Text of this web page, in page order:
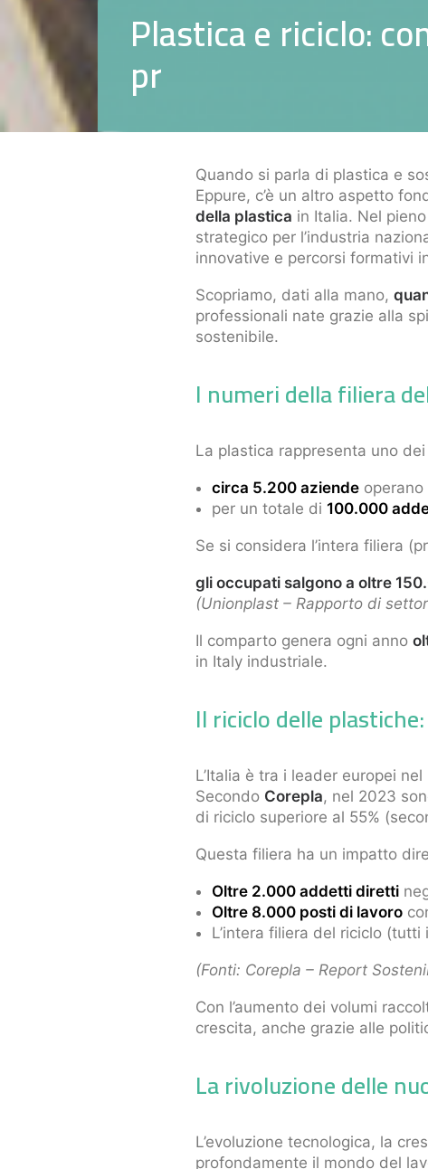
Plasticaericiclo:co
pr
Quando si parla di plastica e
Eppure, c’è un altro aspetto
della plastica in Italia. Nel
strategico per l’industria
innovative e percorsi formativi
Scopriamo, dati alla mano,
professionali nate grazie alla
sostenibile.
I numeri della filiera
La plastica rappresenta uno
circa 5.200 aziende
per un totale di 100.000
Se si considera l’intera filiera
gli occupati salgono a oltre
(Unionplast – Rapporto di
Il comparto genera ogni anno
in Italy industriale.
Il riciclo delle
L’Italia è tra i leader europei
Secondo Corepla, nel 2023
di riciclo superiore al 55%
Questa filiera ha un impatto
Oltre 2.000 addetti diretti
Oltre 8.000 posti di lavoro
L’intera filiera del riciclo
(Fonti: Corepla – Report
Con l’aumento dei volumi
crescita, anche grazie alle
La rivoluzione delle
L’evoluzione tecnologica, la
profondamente il mondo del